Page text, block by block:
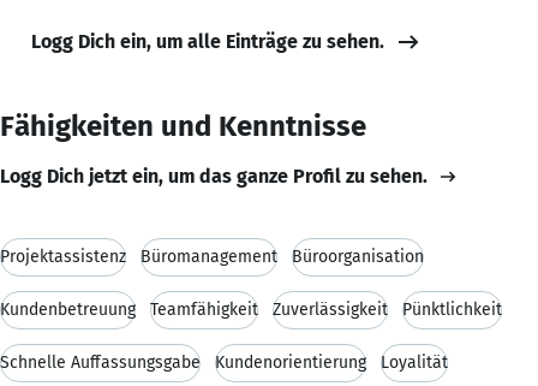
Logg Dich ein, um alle Einträge zu sehen.
Fähigkeiten und Kenntnisse
Logg Dich jetzt ein, um das ganze Profil zu sehen.
Projektassistenz Büromanagement Büroorganisation
Kundenbetreuung Teamfähigkeit Zuverlässigkeit Pünktlichkeit
Schnelle Auffassungsgabe Kundenorientierung Loyalität